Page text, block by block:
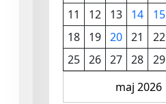
maj 2026
11
12 13 14 15
18
19 20 21 22
25 26 27 28 29